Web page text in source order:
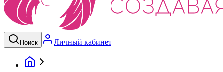
Поиск Личный кабинет